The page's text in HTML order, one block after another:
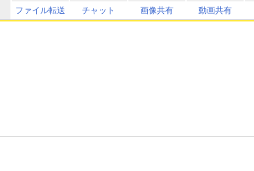
ファイル転送 チャット 画像共有 動画共有